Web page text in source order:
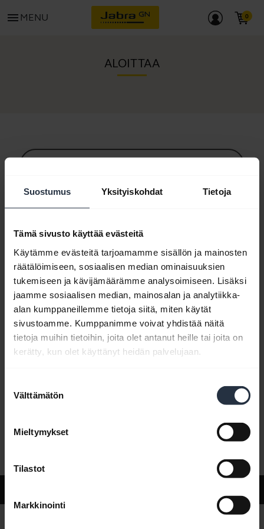
Suostumus Yksityiskohdat Tietoja
Tämä sivusto käyttää evästeitä
Käytämme evästeitä tarjoamamme sisällön ja mainosten
räätälöimiseen, sosiaalisen median ominaisuuksien
tukemiseen ja kävijämäärämme analysoimiseen. Lisäksi
jaamme sosiaalisen median, mainosalan ja analytiikka-
alan kumppaneillemme tietoja siitä, miten käytät
sivustoamme. Kumppanimme voivat yhdistää näitä
tietoja muihin tietoihin, joita olet antanut heille tai joita on
kerätty, kun olet käyttänyt heidän palvelujaan.
valinta
Välttämätön
Mieltymykset
Tilastot
Markkinointi
menu MENU
ALOITTAA
Bluetooth-laitepariopas
Usein kysytyt kysymykset
Tuoteasiakirjat